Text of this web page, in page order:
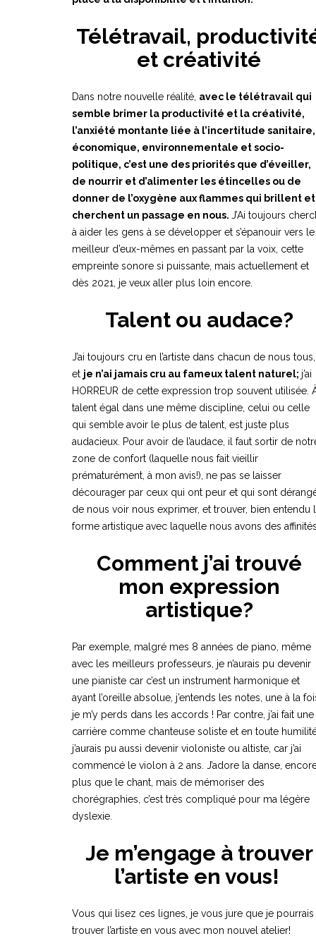
Télétravail,
et créativité
Dans notre nouvelle réalité, avec le télétravail qui
semble brimer la productivité et la créativité,
l’anxiété montante liée à l’incertitude sanitaire,
économique, environnementale et socio-
politique, c’est une des priorités que d’éveiller,
de nourrir et d’alimenter les étincelles ou de
donner de l’oxygène aux flammes qui brillent et
cherchent un passage en nous. J’Ai toujours
à aider les gens à se développer et s’épanouir vers le
meilleur d’eux-mêmes en passant par la voix, cette
empreinte sonore si puissante, mais actuellement et
dès 2021, je veux aller plus loin encore.
Talent ou audace?
J’ai toujours cru en l’artiste dans chacun de nous tous,
et je n’ai jamais cru au fameux talent naturel; j’ai
HORREUR de cette expression trop souvent utilisée.
talent égal dans une même discipline, celui ou celle
qui semble avoir le plus de talent, est juste plus
audacieux. Pour avoir de l’audace, il faut sortir de
zone de confort (laquelle nous fait vieillir
prématurément, à mon avis!), ne pas se laisser
décourager par ceux qui ont peur et qui sont
de nous voir nous exprimer, et trouver, bien entendu
forme artistique avec laquelle nous avons des affinités.
Comment j’ai trouvé
mon expression
artistique?
Par exemple, malgré mes 8 années de piano, même
avec les meilleurs professeurs, je n’aurais pu devenir
une pianiste car c’est un instrument harmonique et
ayant l’oreille absolue, j’entends les notes, une à la
je m’y perds dans les accords ! Par contre, j’ai fait une
carrière comme chanteuse soliste et en toute
j’aurais pu aussi devenir violoniste ou altiste, car j’ai
commencé le violon à 2 ans. J’adore la danse,
plus que le chant, mais de mémoriser des
chorégraphies, c’est très compliqué pour ma légère
dyslexie.
Je m’engage à trouver
l’artiste en vous!
Vous qui lisez ces lignes, je vous jure que je pourrais
trouver l’artiste en vous avec mon nouvel atelier!